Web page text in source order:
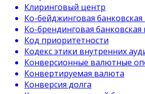
Клиринговый центр
Ко-бейджинговая
Ко-брендинговая банковская
Код приоритетности
Кодекс этики внутренних
Конверсионные валютные
Конвертируемая валюта
Конверсия долга